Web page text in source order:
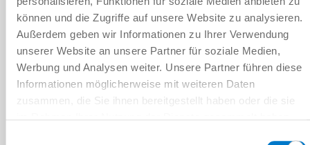
können und die Zugriffe auf unsere Website zu analysieren.
Außerdem geben wir Informationen zu Ihrer Verwendung
unserer Website an unsere Partner für soziale Medien,
Werbung und Analysen weiter. Unsere Partner führen diese
Informationen möglicherweise mit weiteren Daten
zusammen, die Sie ihnen bereitgestellt haben oder die sie
4 [Numero di passaggi]